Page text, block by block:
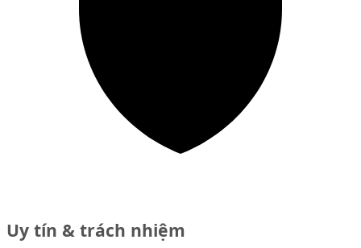
Uy tín & trách nhiệm